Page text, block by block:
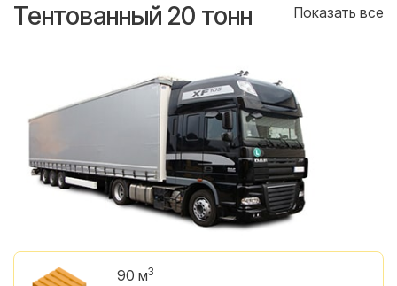
Тентованный 20 тонн Показать все
90 м3